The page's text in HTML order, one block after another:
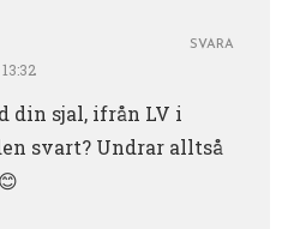
din sjal, ifrån LV i
svart? Undrar alltså
SVARA